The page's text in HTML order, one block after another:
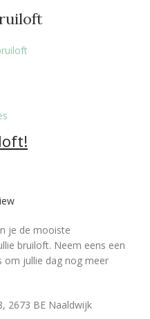
je de mooiste
bruiloft. Neem eens een
om jullie dag nog meer
2673 BE Naaldwijk